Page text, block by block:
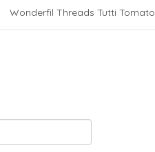
Wonderfil Threads Tutti Tomato